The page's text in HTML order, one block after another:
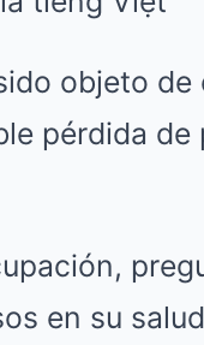
objeto
pérdida de
en su